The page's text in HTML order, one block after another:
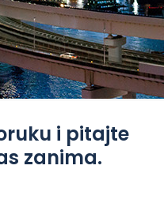
i pitajte
zanima.